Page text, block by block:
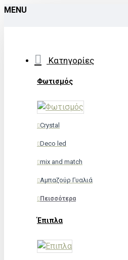
MENU
Κατηγορίες
Φωτισμός
Crystal
Deco led
mix and match
Αμπαζούρ Γυαλιά
Πεισσότερα
Έπιπλα